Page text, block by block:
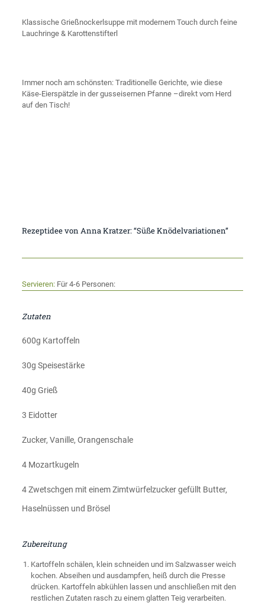
Klassische Grießnockerlsuppe mit modernem Touch durch feine
Lauchringe & Karottenstifterl
Immer noch am schönsten: Traditionelle Gerichte, wie diese
Käse-Eierspätzle in der gusseisernen Pfanne –direkt vom Herd
auf den Tisch!
Rezeptidee von Anna Kratzer: “Süße Knödelvariationen”
Servieren: Für 4-6 Personen:
Zutaten
600g Kartoffeln
30g Speisestärke
40g Grieß
3 Eidotter
Zucker, Vanille, Orangenschale
4 Mozartkugeln
4 Zwetschgen mit einem Zimtwürfelzucker gefüllt Butter,
Haselnüssen und Brösel
Zubereitung
Kartoffeln schälen, klein schneiden und im Salzwasser weich
kochen. Abseihen und ausdampfen, heiß durch die Presse
drücken. Kartoffeln abkühlen lassen und anschließen mit den
restlichen Zutaten rasch zu einem glatten Teig verarbeiten.